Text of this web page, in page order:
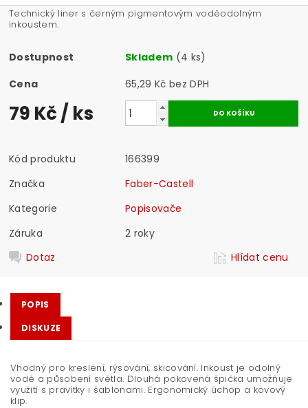
Technický liner s černým pigmentovým voděodolným
inkoustem.
Dostupnost Skladem (4 ks)
Cena
65,29 Kč bez DPH
79 Kč/ ks
Kód produktu
166399
Značka
Faber-Castell
Kategorie
Popisovače
Záruka
2 roky
Dotaz
Hlídat cenu
POPIS
DISKUZE
Vhodný pro kreslení, rýsování, skicování. Inkoust je odolný
vodě a působení světla. Dlouhá pokovená špička umožňuje
využití s pravítky i šablonami. Ergonomický úchop a kovový
klip.